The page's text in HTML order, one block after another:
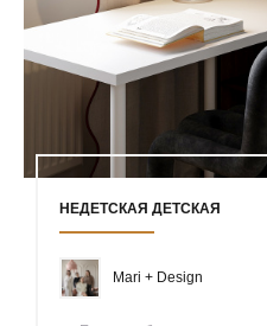
НЕДЕТСКАЯ ДЕТСКАЯ
Mari + Design